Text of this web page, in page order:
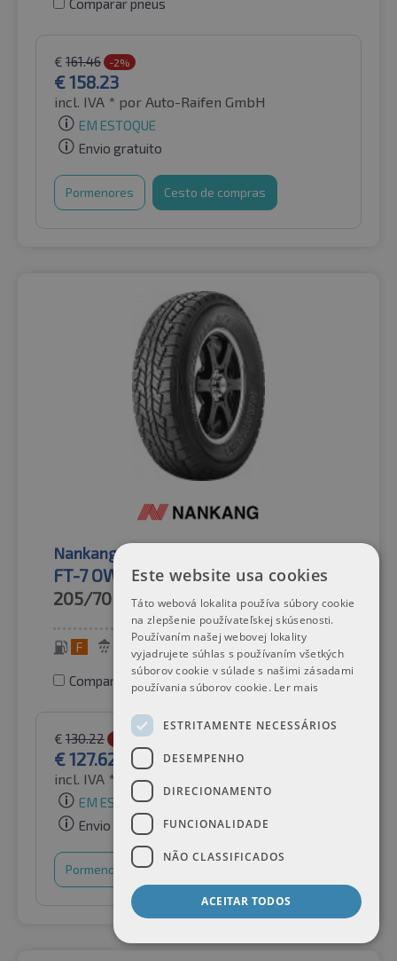
Comparar pneus
€ 161.46 -2%
€158.23
incl. IVA * por Auto-Raifen GmbH
EM ESTOQUE
Envio gratuito
Pormenores Cesto de compras
Nankang
FT-7 OWL
205/70R15 96T
F 73 dB
Comparar pneus
€ 130.22
€127.62
incl. IVA * por Auto-Raifen GmbH
EM ESTOQUE
Envio gratuito
Pormenores
Este website usa cookies
Táto webová lokalita používa súbory cookie
na zlepšenie používateľskej skúsenosti.
Používaním našej webovej lokality
vyjadrujete súhlas s používaním všetkých
súborov cookie v súlade s našimi zásadami
používania súborov cookie. Ler mais
ESTRITAMENTE NECESSÁRIOS
DESEMPENHO
DIRECIONAMENTO
FUNCIONALIDADE
NÃO CLASSIFICADOS
ACEITAR TODOS